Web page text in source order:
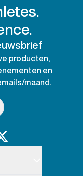
producten,
en
maand.